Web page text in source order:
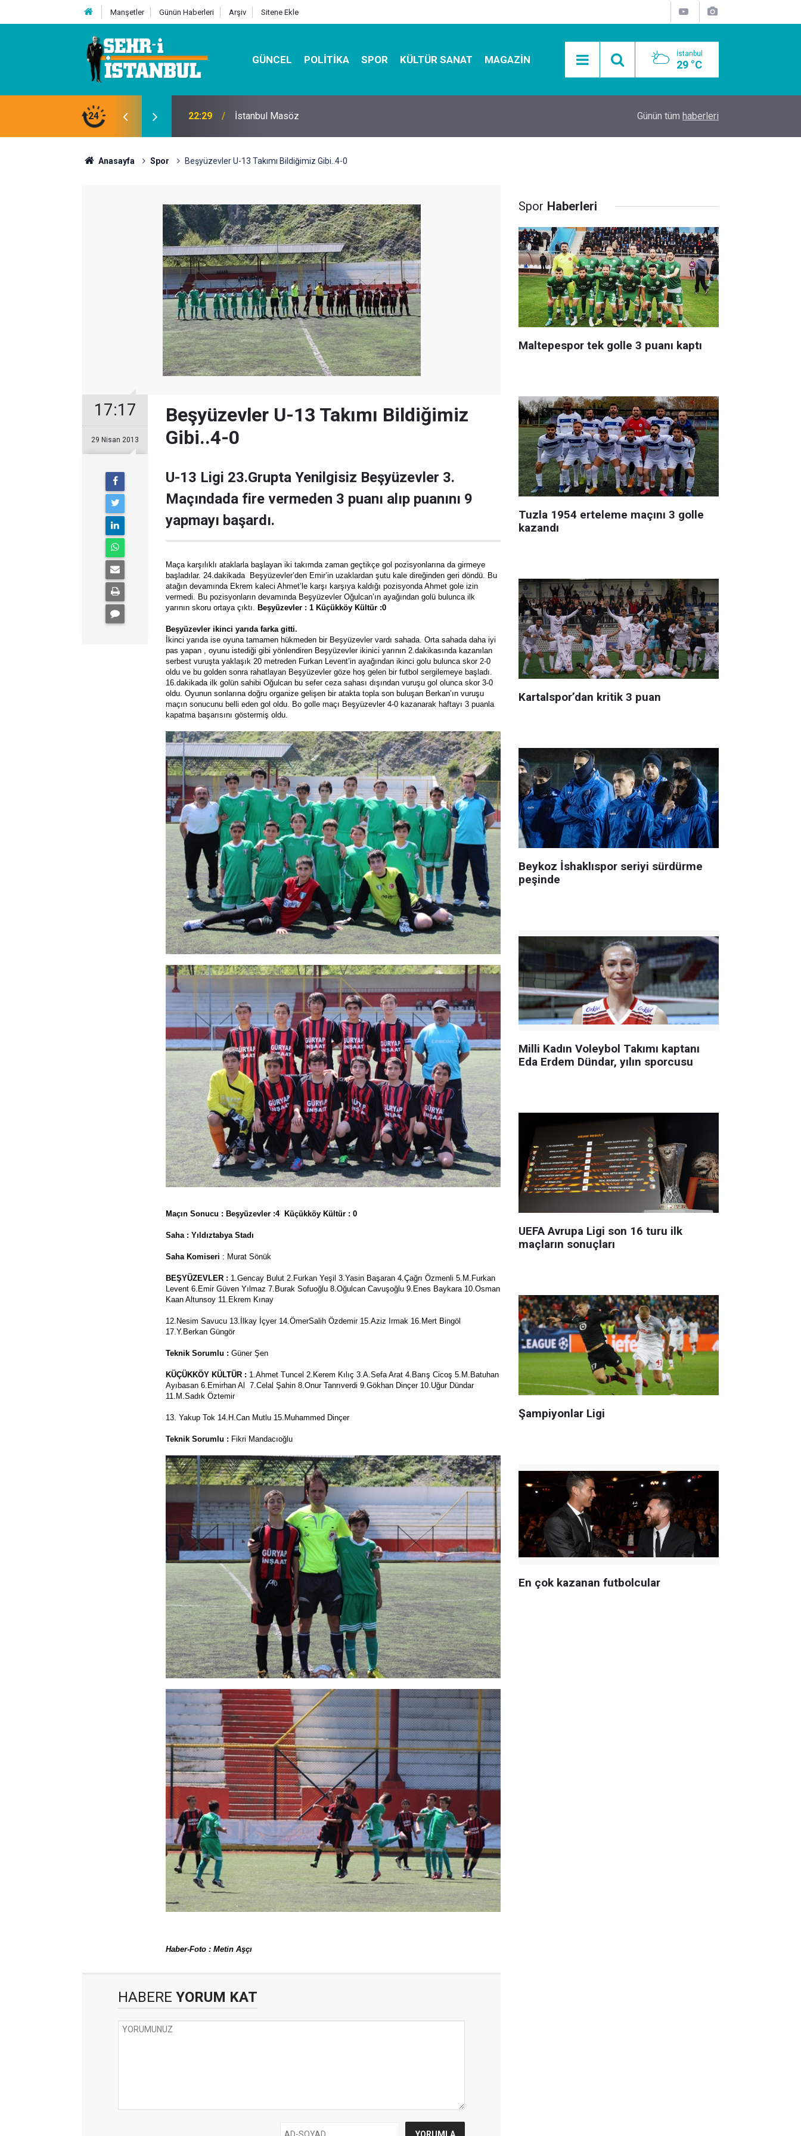
Manşetler Günün Haberleri Arşiv Sitene Ekle
GÜNCEL POLITIKA SPOR KÜLTÜR SANAT MAGAZIN İstanbul
29 °C
24 07:32 Kutu Sihirbazı ile Estetik, Dayanıklı ve Çevre Dostu Ambalaj Mobil Araçlarla Hayır Lokması Dağıtımının
Günün tüm haberleri
Anasayfa Spor Beşyüzevler U-13 Takımı Bildiğimiz Gibi..4-0
17:17
29 Nisan 2013
Beşyüzevler U-13 Takımı Bildiğimiz
Gibi..4-0
U-13 Ligi 23.Grupta Yenilgisiz Beşyüzevler 3.
Maçındada fire vermeden 3 puanı alıp puanını 9
yapmayı başardı.
Maça karşılıklı ataklarla başlayan iki takımda zaman geçtikçe gol pozisyonlarına da girmeye
başladılar. 24.dakikada Beşyüzevler’den Emir’in uzaklardan şutu kale direğinden geri döndü. Bu
atağın devamında Ekrem kaleci Ahmet’le karşı karşıya kaldığı pozisyonda Ahmet gole izin
vermedi. Bu pozisyonların devamında Beşyüzevler Oğulcan’ın ayağından golü bulunca ilk
yarının skoru ortaya çıktı. Beşyüzevler : 1 Küçükköy Kültür :0
Beşyüzevler ikinci yarıda farka gitti.
İkinci yarıda ise oyuna tamamen hükmeden bir Beşyüzevler vardı sahada. Orta sahada daha iyi
pas yapan , oyunu istediği gibi yönlendiren Beşyüzevler ikinici yarının 2.dakikasında kazanılan
serbest vuruşta yaklaşık 20 metreden Furkan Levent’in ayağından ikinci golu bulunca skor 2-0
oldu ve bu golden sonra rahatlayan Beşyüzevler göze hoş gelen bir futbol sergilemeye başladı.
16.dakikada ilk golün sahibi Oğulcan bu sefer ceza sahası dışından vuruşu gol olunca skor 3-0
oldu. Oyunun sonlarına doğru organize gelişen bir atakta topla son buluşan Berkan’ın vuruşu
maçın sonucunu belli eden gol oldu. Bo golle maçı Beşyüzevler 4-0 kazanarak haftayı 3 puanla
kapatma başarısını göstermiş oldu.
Maçın Sonucu : Beşyüzevler :4 Küçükköy Kültür : 0
Saha : Yıldıztabya Stadı
Saha Komiseri : Murat Sönük
BEŞYÜZEVLER : 1.Gencay Bulut 2.Furkan Yeşil 3.Yasin Başaran 4.Çağrı Özmenli 5.M.Furkan
Levent 6.Emir Güven Yılmaz 7.Burak Sofuoğlu 8.Oğulcan Cavuşoğlu 9.Enes Baykara 10.Osman
Kaan Altunsoy 11.Ekrem Kınay
12.Nesim Savucu 13.İlkay İçyer 14.ÖmerSalih Özdemir 15.Aziz Irmak 16.Mert Bingöl
17.Y.Berkan Güngör
Teknik Sorumlu : Güner Şen
KÜÇÜKKÖY KÜLTÜR : 1.Ahmet Tuncel 2.Kerem Kılıç 3.A.Sefa Arat 4.Barış Cicoş 5.M.Batuhan
Ayıbasan 6.Emirhan Al 7.Celal Şahin 8.Onur Tanrıverdi 9.Gökhan Dinçer 10.Uğur Dündar
11.M.Sadık Öztemir
13. Yakup Tok 14.H.Can Mutlu 15.Muhammed Dinçer
Teknik Sorumlu : Fikri Mandacıoğlu
Haber-Foto : Metin Aşçı
HABERE YORUM KAT
Spor Haberleri
Maltepespor tek golle 3 puanı kaptı
Tuzla 1954 erteleme maçını 3 golle
kazandı
Kartalspor’dan kritik 3 puan
Beykoz İshaklıspor seriyi sürdürme
peşinde
Milli Kadın Voleybol Takımı kaptanı
Eda Erdem Dündar, yılın sporcusu
UEFA Avrupa Ligi son 16 turu ilk
maçların sonuçları
Şampiyonlar Ligi
En çok kazanan futbolcular